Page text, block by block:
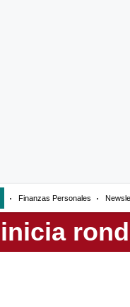
Finanzas Personales